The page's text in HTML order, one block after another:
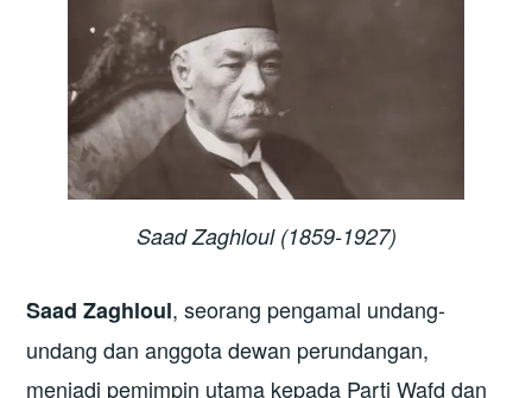
Saad Zaghloul (1859-1927)
Saad Zaghloul, seorang pengamal undang-
undang dan anggota dewan perundangan,
menjadi pemimpin utama kepada Parti Wafd dan